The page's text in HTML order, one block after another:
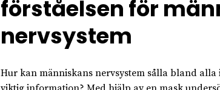
förståelsen för
nervsystem
Hur kan människans nervsystem sålla bland